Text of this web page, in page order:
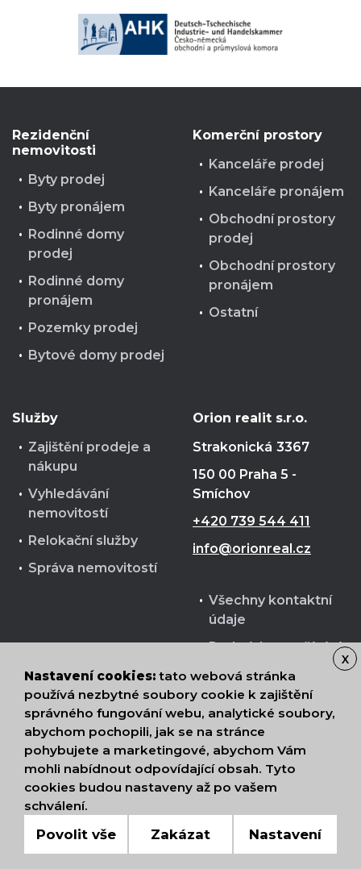
Rezidenční
nemovitosti
Byty prodej
Byty pronájem
Rodinné domy
prodej
Rodinné domy
pronájem
Pozemky prodej
Bytové domy prodej
Komerční prostory
Kanceláře prodej
Kanceláře pronájem
Obchodní prostory
prodej
Obchodní prostory
pronájem
Ostatní
Služby
Zajištění prodeje a
nákupu
Vyhledávání
nemovitostí
Relokační služby
Správa nemovitostí
Orion realit s.r.o.
Strakonická 3367
150 00 Praha 5 -
Smíchov
+420 739 544 411
info@orionreal.cz
Všechny kontaktní
údaje
Podmínky používání
Zpracování osobních
údajů
X
Nastavení cookies: tato webová stránka
používá nezbytné soubory cookie k zajištění
správného fungování webu, analytické soubory,
abychom pochopili, jak se na stránce
pohybujete a marketingové, abychom Vám
mohli nabídnout odpovídající obsah. Tyto
cookies budou nastaveny až po vašem
schválení.
Povolit vše Zakázat Nastavení